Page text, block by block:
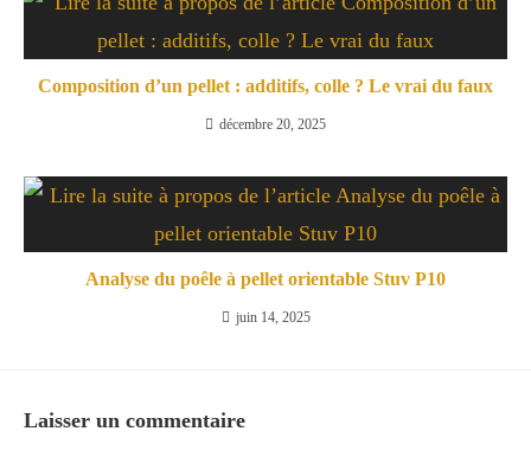
Composition d’un pellet : additifs, colle ? Le vrai du faux
décembre 20, 2025
Analyse du poêle à pellet orientable Stuv P10
juin 14, 2025
Laisser un commentaire